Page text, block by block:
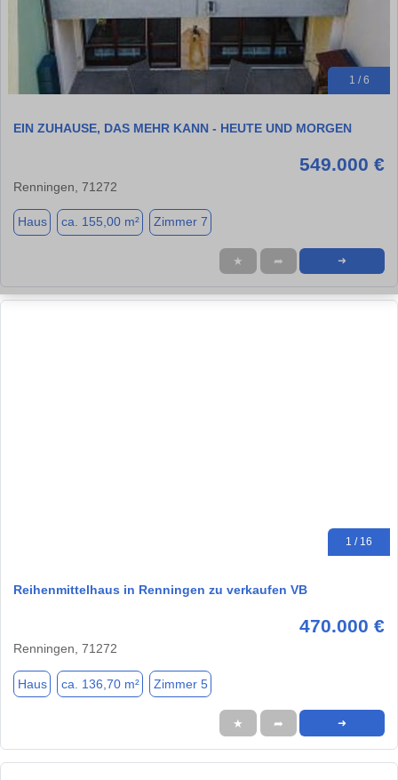
1 / 6
EIN ZUHAUSE, DAS MEHR KANN - HEUTE UND MORGEN
549.000 €
Renningen, 71272
Haus ca. 155,00 m² Zimmer 7
★ ➦ ➜
1 / 16
Reihenmittelhaus in Renningen zu verkaufen VB
470.000 €
Renningen, 71272
Haus ca. 136,70 m² Zimmer 5
★ ➦ ➜